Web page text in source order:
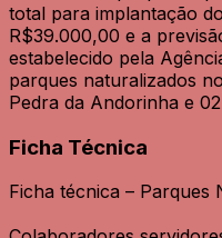
total para implantação
R$39.000,00 e a
estabelecido pela
parques naturalizados
Pedra da Andorinha e
Ficha Técnica
Ficha técnica – Parques